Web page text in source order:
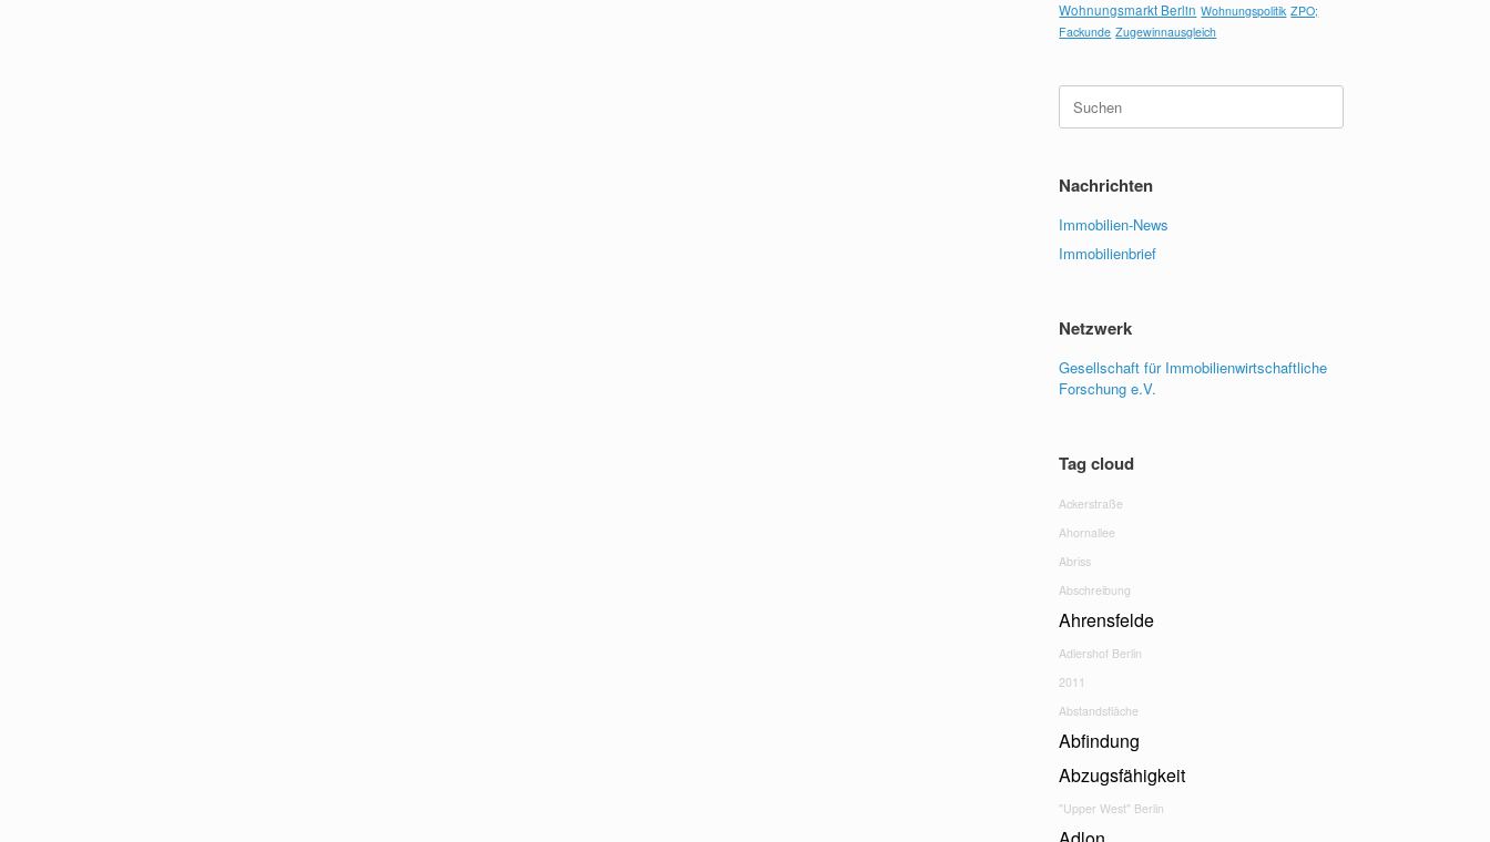
Wohnungsmarkt Berlin Wohnungspolitik ZPO;
Fackunde Zugewinnausgleich
Suchen
nach:
Nachrichten
Immobilien-News
Immobilienbrief
Netzwerk
Gesellschaft für Immobilienwirtschaftliche
Forschung e.V.
Tag cloud
Ackerstraße
Ahornallee
Abriss
Abschreibung
Ahrensfelde
Adlershof Berlin
2011
Abstandsfläche
Abfindung
Abzugsfähigkeit
"Upper West" Berlin